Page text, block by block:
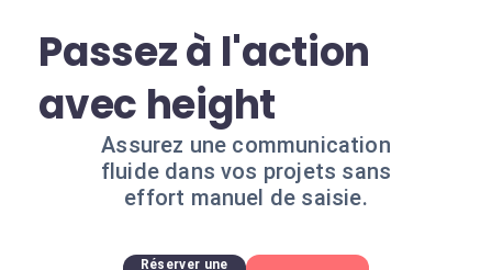
Passez à l'action
avec height
Assurez une communication
fluide dans vos projets sans
effort manuel de saisie.
Réserver une